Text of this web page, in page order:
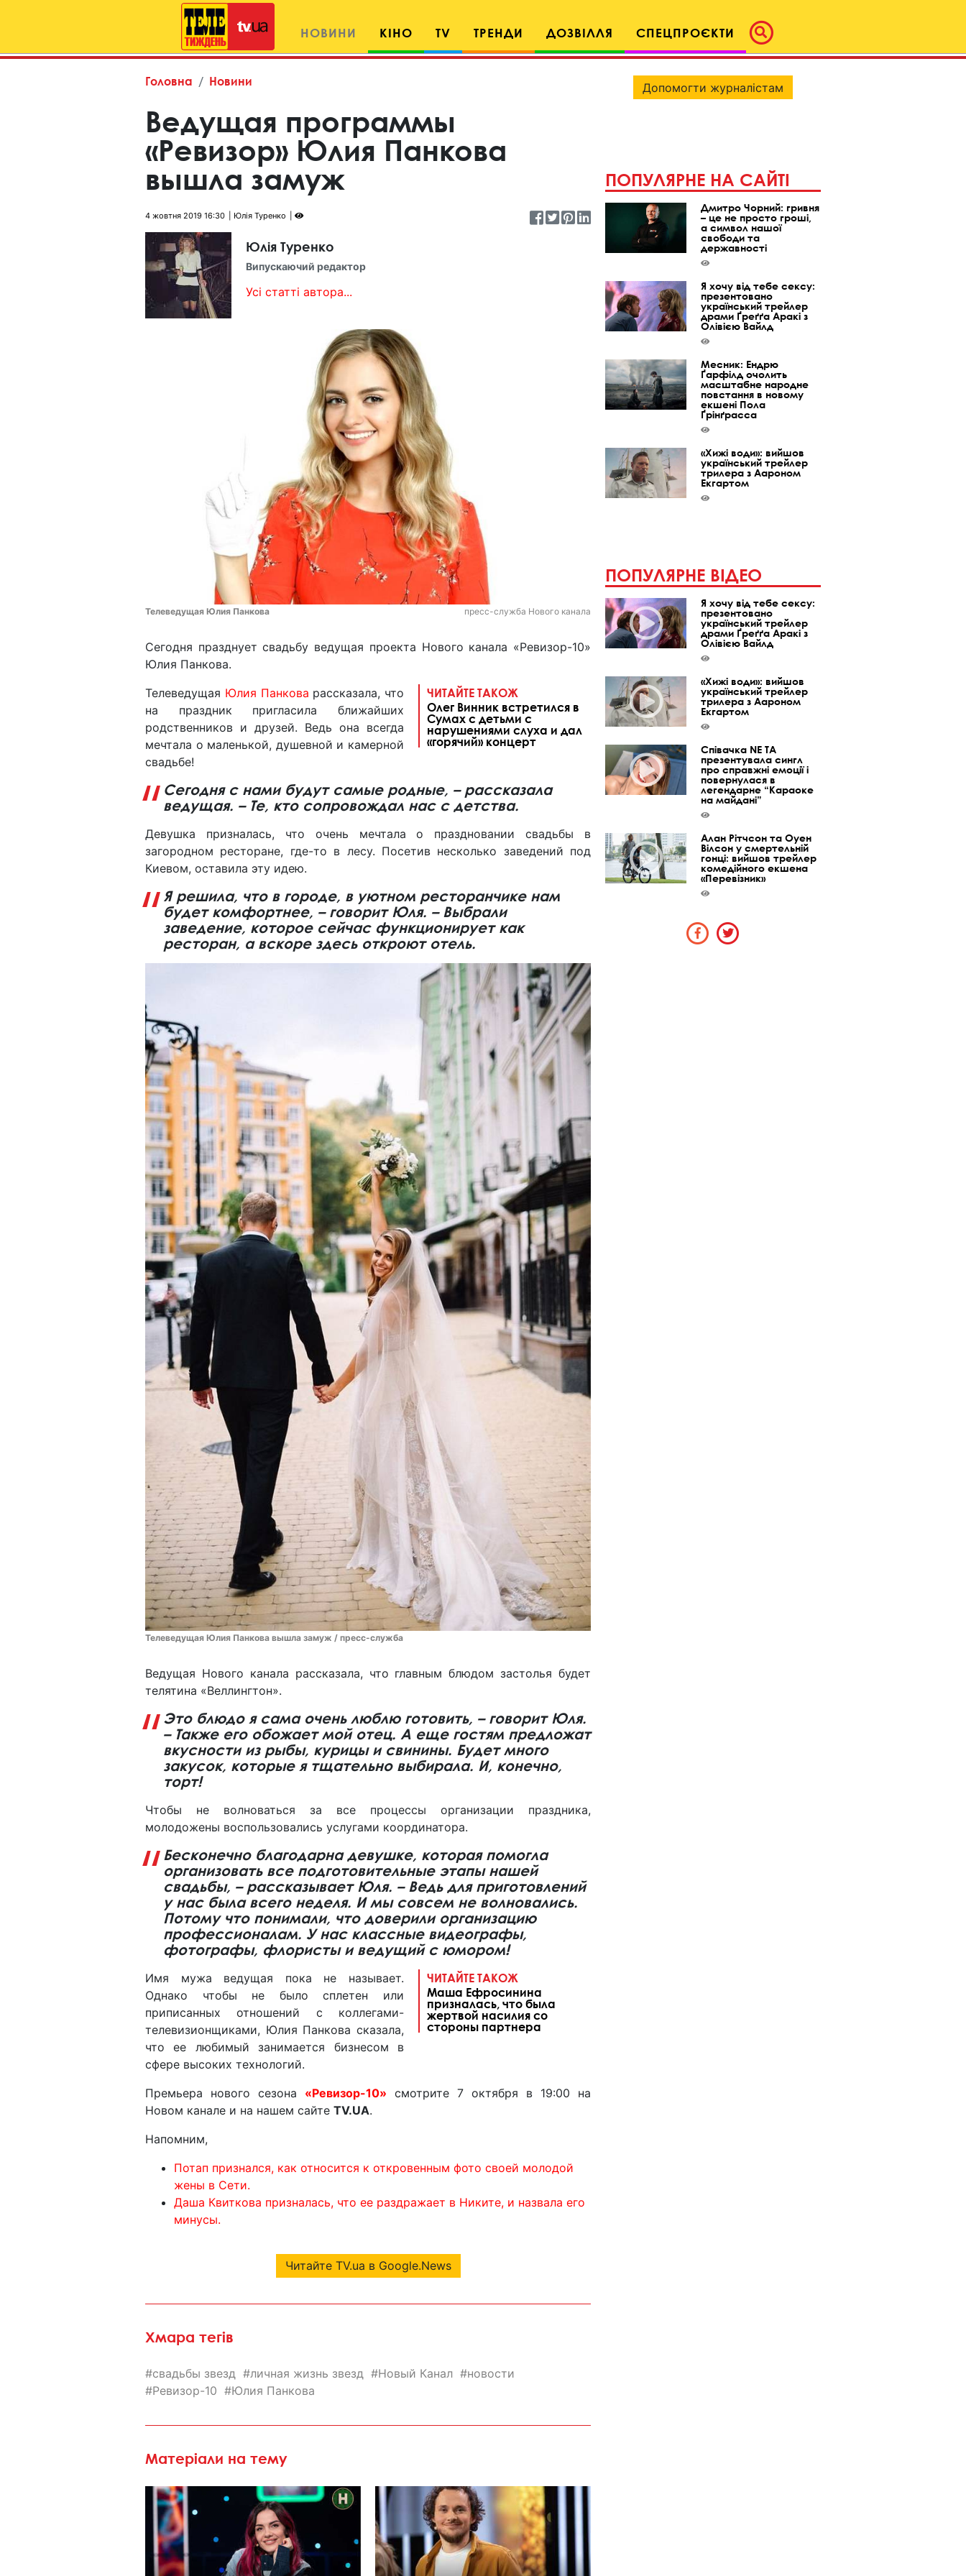
НОВИНИ КІНО TV ТРЕНДИ ДОЗВІЛЛЯ СПЕЦПРОЄКТИ
Головна Новини
Ведущая программы
«Ревизор» Юлия Панкова
вышла замуж
4 жовтня 2019 16:30 Юлія Туренко
Юлія Туренко
Випускаючий редактор
Усі статті автора...
Телеведущая Юлия Панкова пресс-служба Нового канала
Сегодня празднует свадьбу ведущая проекта Нового канала «Ревизор-10»
Юлия Панкова.
ЧИТАЙТЕ ТАКОЖ
Олег Винник встретился в
Сумах с детьми с
нарушениями слуха и дал
«горячий» концерт
Телеведущая Юлия Панкова рассказала, что
на праздник пригласила ближайших
родственников и друзей. Ведь она всегда
мечтала о маленькой, душевной и камерной
свадьбе!
Сегодня с нами будут самые родные, – рассказала
ведущая. – Те, кто сопровождал нас с детства.
Девушка призналась, что очень мечтала о праздновании свадьбы в
загородном ресторане, где-то в лесу. Посетив несколько заведений под
Киевом, оставила эту идею.
Я решила, что в городе, в уютном ресторанчике нам
будет комфортнее, – говорит Юля. – Выбрали
заведение, которое сейчас функционирует как
ресторан, а вскоре здесь откроют отель.
Телеведущая Юлия Панкова вышла замуж / пресс-служба
Ведущая Нового канала рассказала, что главным блюдом застолья будет
телятина «Веллингтон».
Это блюдо я сама очень люблю готовить, – говорит Юля.
– Также его обожает мой отец. А еще гостям предложат
вкусности из рыбы, курицы и свинины. Будет много
закусок, которые я тщательно выбирала. И, конечно,
торт!
Чтобы не волноваться за все процессы организации праздника,
молодожены воспользовались услугами координатора.
Бесконечно благодарна девушке, которая помогла
организовать все подготовительные этапы нашей
свадьбы, – рассказывает Юля. – Ведь для приготовлений
у нас была всего неделя. И мы совсем не волновались.
Потому что понимали, что доверили организацию
профессионалам. У нас классные видеографы,
фотографы, флористы и ведущий с юмором!
ЧИТАЙТЕ ТАКОЖ
Маша Ефросинина
призналась, что была
жертвой насилия со
стороны партнера
Имя мужа ведущая пока не называет.
Однако чтобы не было сплетен или
приписанных отношений с коллегами-
телевизионщиками, Юлия Панкова сказала,
что ее любимый занимается бизнесом в
сфере высоких технологий.
Премьера нового сезона «Ревизор-10» смотрите 7 октября в 19:00 на
Новом канале и на нашем сайте TV.UA.
Напомним,
Потап признался, как относится к откровенным фото своей молодой
жены в Сети.
Даша Квиткова призналась, что ее раздражает в Никите, и назвала его
минусы.
Читайте TV.ua в Google.News
Хмара тегів
свадьбы звезд личная жизнь звезд Новый Канал
новости
Ревизор-10
Юлия Панкова
Матеріали на тему
Допомогти журналістам
ПОПУЛЯРНЕ НА САЙТІ
Дмитро Чорний: гривня
– це не просто гроші,
а символ нашої
свободи та
державності
Я хочу від тебе сексу:
презентовано
український трейлер
драми Ґреґґа Аракі з
Олівією Вайлд
Месник: Ендрю
Ґарфілд очолить
масштабне народне
повстання в новому
екшені Пола
Ґрінґрасса
«Хижі води»: вийшов
український трейлер
трилера з Аароном
Екгартом
ПОПУЛЯРНЕ ВІДЕО
Я хочу від тебе сексу:
презентовано
український трейлер
драми Ґреґґа Аракі з
Олівією Вайлд
«Хижі води»: вийшов
український трейлер
трилера з Аароном
Екгартом
Співачка NE TA
презентувала сингл
про справжні емоції і
повернулася в
легендарне “Караоке
на майдані”
Алан Рітчсон та Оуен
Вілсон у смертельній
гонці: вийшов трейлер
комедійного екшена
«Перевізник»